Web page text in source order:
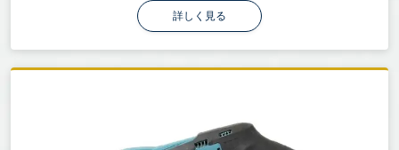
詳しく見る